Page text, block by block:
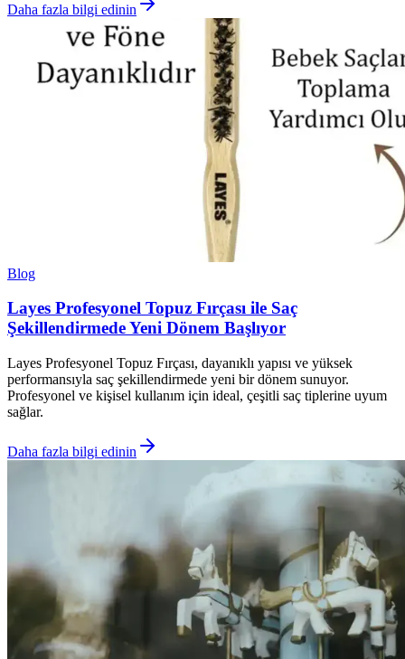
Daha fazla bilgi edinin
Blog
Layes Profesyonel Topuz Fırçası ile Saç
Şekillendirmede Yeni Dönem Başlıyor
Layes Profesyonel Topuz Fırçası, dayanıklı yapısı ve yüksek
performansıyla saç şekillendirmede yeni bir dönem sunuyor.
Profesyonel ve kişisel kullanım için ideal, çeşitli saç tiplerine uyum
sağlar.
Daha fazla bilgi edinin